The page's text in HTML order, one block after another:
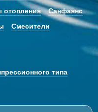
отопления
Санфаянс
Смесители
типа